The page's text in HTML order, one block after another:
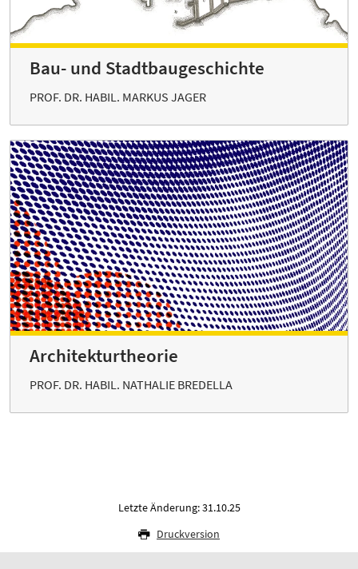
Bau- und Stadtbaugeschichte
PROF. DR. HABIL. MARKUS JAGER
Architekturtheorie
PROF. DR. HABIL. NATHALIE BREDELLA
Letzte Änderung: 31.10.25
Druckversion